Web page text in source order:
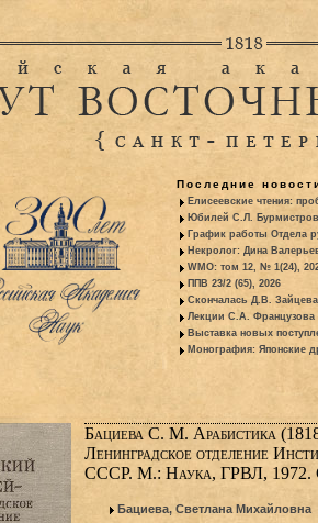
Последние
Елисеевские чтения:
Юбилей С.Л.
График работы Отдела
Некролог: Дина
WMO: том 12, № 1(24),
ППВ 23/2 (65), 2026
Скончалась Д.В. Зайцева
Лекции С.А. Французова
Выставка новых
Монография: Японские
Бациева С. М. Арабистика
Ленинградское отделение
СССР. М.: Наука, ГРВЛ, 1972.
Бациева, Светлана Михайловна